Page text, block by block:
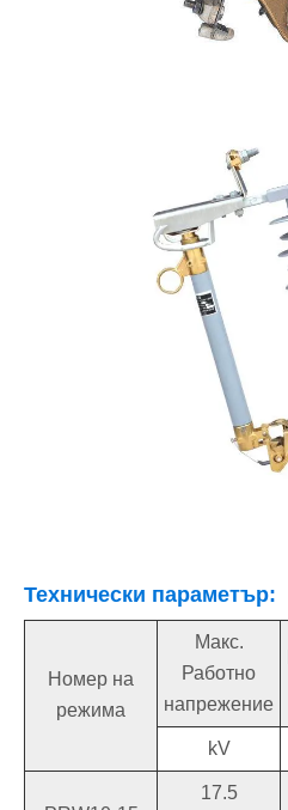
Технически параметър:
Номер на
режима
Макс.
Работно
напрежение
kV
17.5